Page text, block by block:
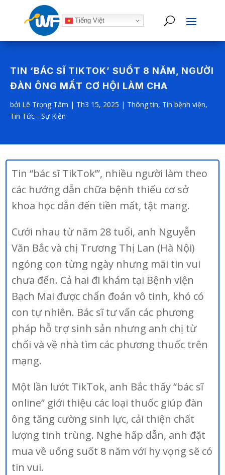
Tiếng Việt
TIN ‘BÁC SĨ TIKTOK’ SUỐT 8 NĂM, NGƯỜI
ĐÀN ÔNG MẤT CƠ HỘI LÀM CHA
bởi Lê Trọng Tâm | Th3 15, 2025 | Thông tin, Tin bệnh viện,
Tin Tức - Sự Kiện
Tin “bác sĩ TikTok’”, nhiều người làm theo
các hướng dẫn chữa bệnh thiếu cơ sở
khoa học dẫn đến tiền mất, tật mang.
Cưới nhau từ năm 28 tuổi, anh Nguyễn
Văn Bắc và chị Trương Thị Lan (Hà Nội)
ngóng con từng ngày nhưng mãi tin vui
chưa đến. Cả hai đi khám tại Bệnh viện
Bạch Mai được chẩn đoán vô tinh, khó có
con tự nhiên. Bác sĩ tư vấn các phương
pháp hỗ trợ sinh sản nhưng anh chị từ
chối và về nhà tìm các phương thuốc trên
mạng.
Một lần lướt TikTok, anh Bắc thấy “bác sĩ
online” giới thiệu các loại thuốc giúp đàn
ông tăng cường sinh lực, cải thiện chất
lượng tinh trùng. Nghe hấp dẫn, anh đặt
mua về uống suốt 8 năm với hy vọng sẽ có
tin vui.